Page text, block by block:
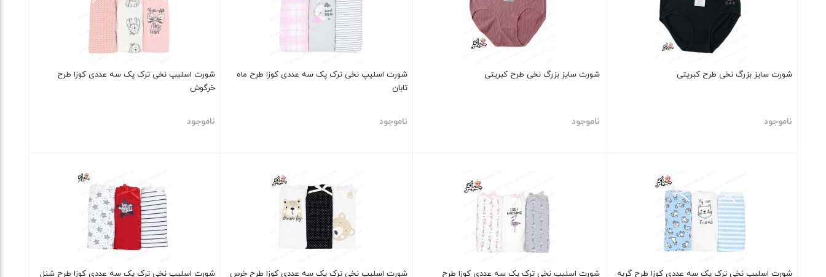
شورت سایز بزرگ نخی طرح کبریتی
ناموجود
شورت سایز بزرگ نخی طرح کبریتی
ناموجود
شورت اسلیپ نخی ترک پک سه عددی کوزا طرح ماه
تابان
ناموجود
شورت اسلیپ نخی ترک پک سه عددی کوزا طرح
خرگوش
ناموجود
شورت اسلیپ نخی ترک پک سه عددی کوزا طرح گربه
شورت اسلیپ نخی ترک پک سه عددی کوزا طرح
شورت اسلیپ نخی ترک پک سه عددی کوزا طرح خرس
شورت اسلیپ نخی ترک پک سه عددی کوزا طرح شنل